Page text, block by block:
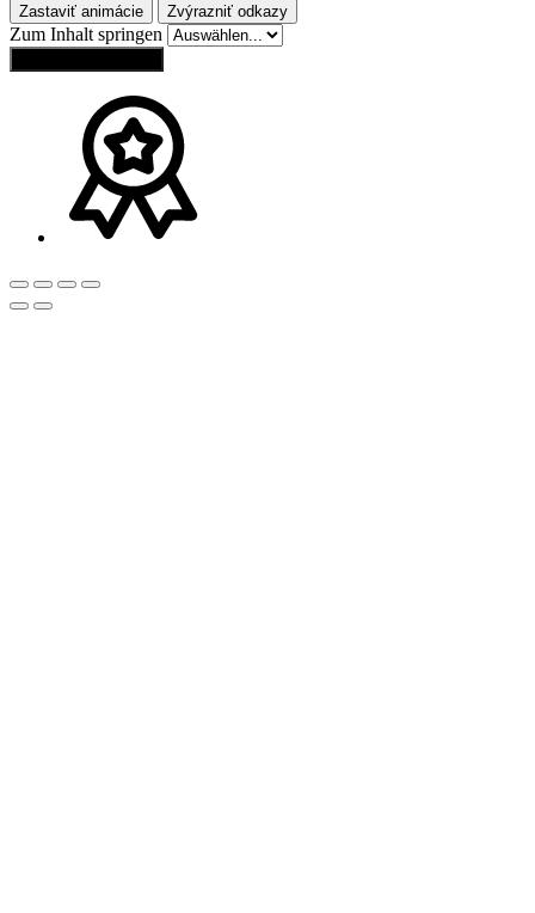
Zastaviť animácie Zvýrazniť odkazy
Zum Inhalt springen